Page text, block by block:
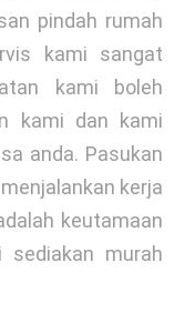
pindah rumah
kami sangat
kami boleh
kami dan kami
anda. Pasukan
kerja
keutamaan
sediakan murah